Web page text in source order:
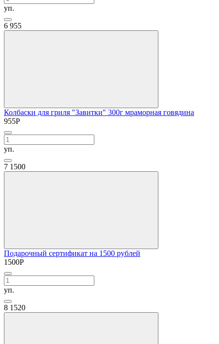
уп.
6 955
Колбаски для гриля "Завитки" 300г мраморная говядина
955Р
уп.
7 1500
Подарочный сертификат на 1500 рублей
1500Р
уп.
8 1520